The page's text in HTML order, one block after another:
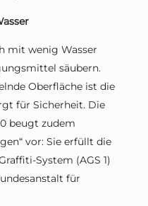
mit wenig Wasser
säubern.
Oberfläche ist die
für Sicherheit. Die
beugt zudem
vor: Sie erfüllt die
System (AGS 1)
für